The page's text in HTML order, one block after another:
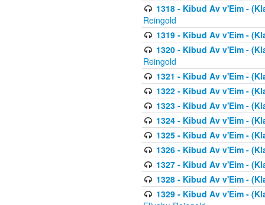
1318 - Kibud Av v'Eim -
Reingold
1319 - Kibud Av v'Eim -
1320 - Kibud Av v'Eim -
Reingold
1321 - Kibud Av v'Eim -
1322 - Kibud Av v'Eim -
1323 - Kibud Av v'Eim -
1324 - Kibud Av v'Eim -
1325 - Kibud Av v'Eim -
1326 - Kibud Av v'Eim -
1327 - Kibud Av v'Eim -
1328 - Kibud Av v'Eim -
1329 - Kibud Av v'Eim -